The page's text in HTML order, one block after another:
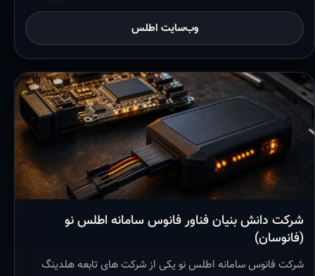
وب‌سایت اطلس
شرکت دانش بنیان فناور فانوس سامانه اطلس نو
(فانوسان)
شرکت فانوس سامانه اطلس نو یکی از شرکت های تابعه هلدینگ